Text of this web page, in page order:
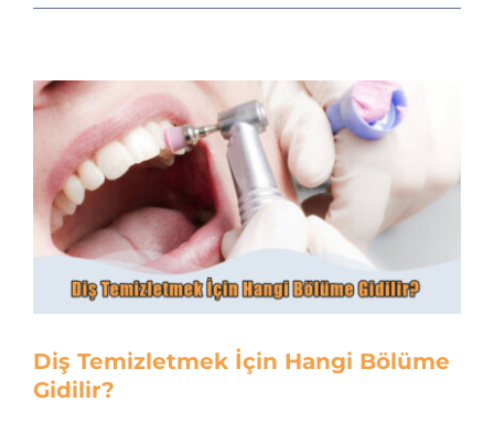
Lekeler:
ve
Önleme
Yöntemleri
için
Diş Temizletmek İçin Hangi Bölüme
Gidilir?